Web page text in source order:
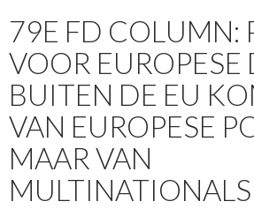
79E FD COLUMN:
VOOR EUROPESE
BUITEN DE EU
VAN EUROPESE
MAAR VAN
MULTINATIONALS